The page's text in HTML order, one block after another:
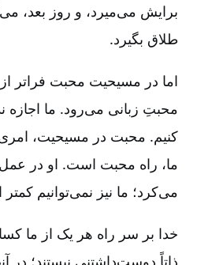
برایش می‌میرد، و روز بعد،
طلاق بگیرد.
اما در مسیحیت محبت فراتر
محبتِ زبانی می‌رود. ما اجازه
کنیم‌. محبت در مسیحیت‌،
ما، راه محبت است‌. او در
می‌کرد؛ ما نیز نمی‌توانیم کمتر
خدا بر سر راه هر یک از ما
ذاتاً دوست‌داشتنی نیستند؛ در